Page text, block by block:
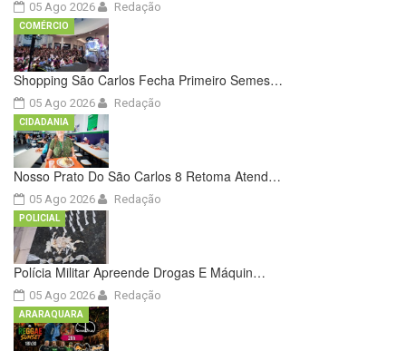
05 Ago 2026 Redação
Shopping São Carlos Fecha Primeiro Semes…
05 Ago 2026
COMÉRCIO
Redação
Nosso Prato Do São Carlos 8 Retoma Atend…
05 Ago 2026
CIDADANIA
Redação
Polícia Militar Apreende Drogas E Máquin…
05 Ago 2026
POLICIAL
Redação
ARARAQUARA